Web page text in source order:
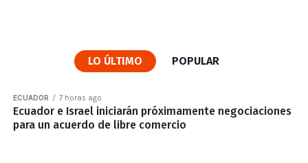
LO ÚLTIMO POPULAR
ECUADOR 7 horas ago
Ecuador e Israel iniciarán próximamente negociaciones
para un acuerdo de libre comercio